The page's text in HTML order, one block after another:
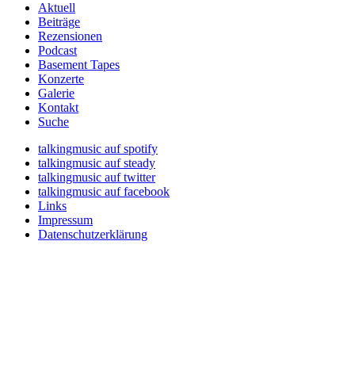
Aktuell
Beiträge
Rezensionen
Podcast
Basement Tapes
Konzerte
Galerie
Kontakt
Suche
talkingmusic auf spotify
talkingmusic auf steady
talkingmusic auf twitter
talkingmusic auf facebook
Links
Impressum
Datenschutzerklärung